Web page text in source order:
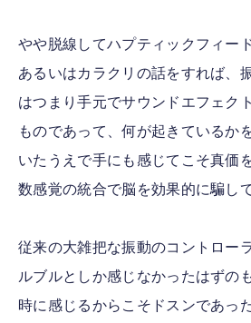
やや脱線してハプティックフィー
あるいはカラクリの話をすれば、
はつまり手元でサウンドエフェク
ものであって、何が起きているか
いたうえで手にも感じてこそ真価
数感覚の統合で脳を効果的に騙し
従来の大雑把な振動のコントロー
ルブルとしか感じなかったはずの
時に感じるからこそドスンであっ